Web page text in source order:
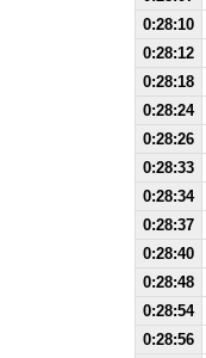
0:28:10
0:28:12
0:28:18
0:28:24
0:28:26
0:28:33
0:28:34
0:28:37
0:28:40
0:28:48
0:28:54
0:28:56